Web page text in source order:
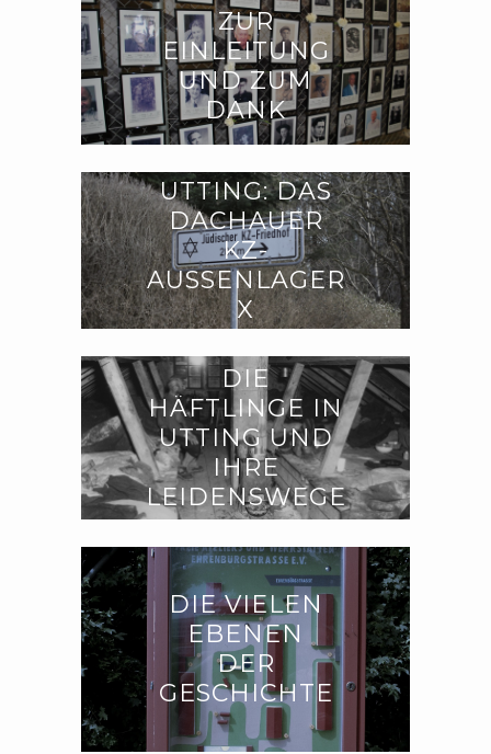
ZUR
EINLEITUNG
UND ZUM
DANK
UTTING: DAS
DACHAUER
KZ-
AUSSENLAGER X
DIE
HÄFTLINGE IN
UTTING UND
IHRE
LEIDENSWEGE
DIE VIELEN
EBENEN
DER
GESCHICHTE